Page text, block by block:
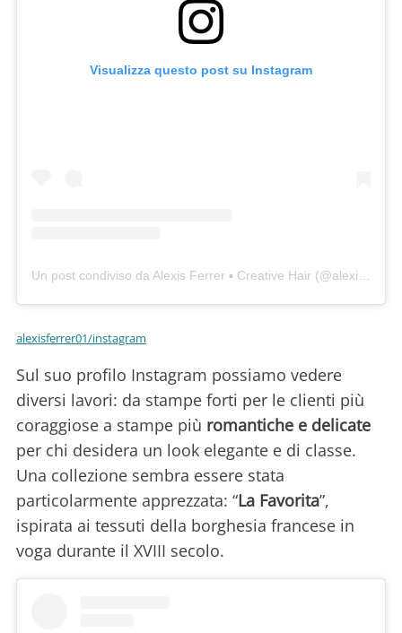
Visualizza questo post su Instagram
Un post condiviso da Alexis Ferrer ▪️ Creative Hair (@alexisferrer01)
alexisferrer01/instagram
Sul suo profilo Instagram possiamo vedere
diversi lavori: da stampe forti per le clienti più
coraggiose a stampe più romantiche e delicate
per chi desidera un look elegante e di classe.
Una collezione sembra essere stata
particolarmente apprezzata: “La Favorita”,
ispirata ai tessuti della borghesia francese in
voga durante il XVIII secolo.